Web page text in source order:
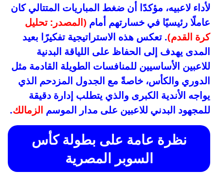
لأداء لاعبيه، مؤكدًا أن ضغط المباريات المتتالي كان
عاملًا رئيسيًا في خسارتهم أمام (المصدر: تحليل
كرة القدم). تعكس هذه الاستراتيجية تفكيرًا بعيد
المدى يهدف إلى الحفاظ على اللياقة البدنية
للاعبين الأساسيين للمنافسات الطويلة القادمة مثل
الدوري والكأس، خاصةً مع الجدول المزدحم الذي
يواجه الأندية الكبرى والذي يتطلب إدارة دقيقة
للمجهود البدني للاعبين على مدار الموسم الزمالك.
نظرة عامة على بطولة كأس
السوبر المصرية